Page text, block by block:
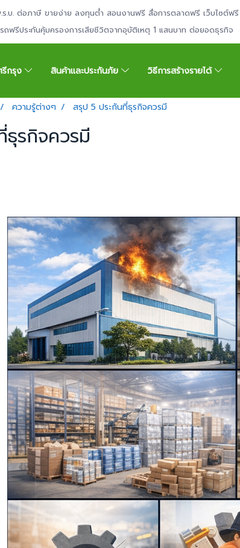
ร.บ. ต่อภาษี ขายง่าย ลงทุนต่ำ สอนงานฟรี สื่อการตลาดฟรี เว็บไซต์ฟรี
ถฟรีประกันคุ้มครองการเสียชีวิตจากอุบัติเหตุ 1 แสนบาท ต่อยอดธุรกิจ
กรุง สินค้าและประกันภัย วิธีการสร้างรายได้
ความรู้ต่างๆ สรุป 5 ประกันที่ธุรกิจควรมี
รกิจควรมี